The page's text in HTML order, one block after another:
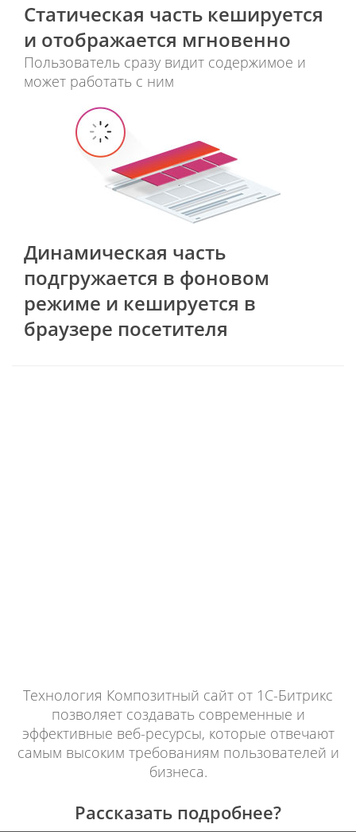
Статическая часть кешируется
и отображается мгновенно
Пользователь сразу видит содержимое и
может работать с ним
Динамическая часть
подгружается в фоновом
режиме и кешируется в
браузере посетителя
Технология Композитный сайт от 1С-Битрикс
позволяет создавать современные и
эффективные веб-ресурсы, которые отвечают
самым высоким требованиям пользователей и
бизнеса.
Рассказать подробнее?